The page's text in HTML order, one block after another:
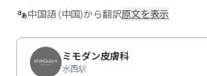
中国語 (中国)から翻訳原文を表示
ミモダン皮膚科
水西駅